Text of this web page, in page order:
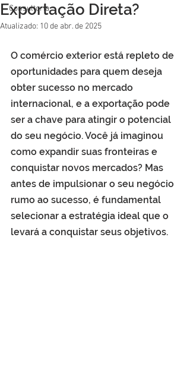
Consultoria
Exportação Direta?
Atualizado: 10 de abr. de 2025
O comércio exterior está repleto de
oportunidades para quem deseja
obter sucesso no mercado
internacional, e a exportação pode
ser a chave para atingir o potencial
do seu negócio. Você já imaginou
como expandir suas fronteiras e
conquistar novos mercados? Mas
antes de impulsionar o seu negócio
rumo ao sucesso, é fundamental
selecionar a estratégia ideal que o
levará a conquistar seus objetivos.